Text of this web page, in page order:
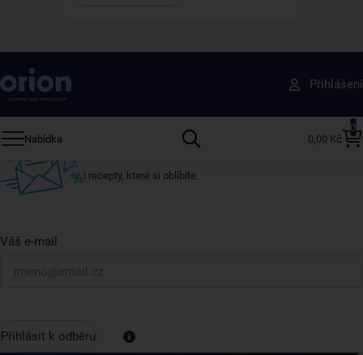
Přihlášení
Nabídka
0
0,00 Kč
Získejte rady, recepty a tipy na slevy dřív než
ostatní
Přihlaste se k odběru našeho newsletteru.
i recepty, které si oblíbíte.
Váš e-mail
Přihlásit k odběru